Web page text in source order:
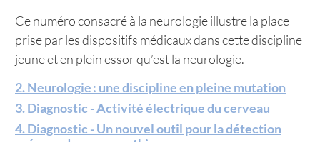
Ce numéro consacré à la neurologie illustre la place
prise par les dispositifs médicaux dans cette discipline
jeune et en plein essor qu’est la neurologie.
2. Neurologie : une discipline en pleine mutation
3. Diagnostic - Activité électrique du cerveau
4. Diagnostic - Un nouvel outil pour la détection